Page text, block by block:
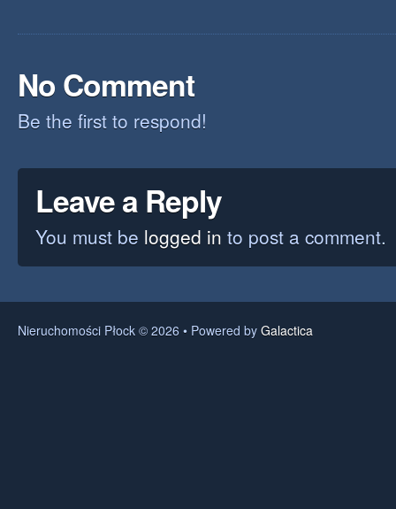
No Comment
Be the first to respond!
Leave a Reply
You must be logged in to post a comment.
Nieruchomości Płock © 2026 • Powered by Galactica